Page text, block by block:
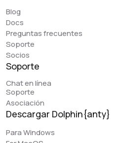
Blog
Docs
Preguntas frecuentes
Soporte
Socios
Soporte
Chat en línea
Soporte
Asociación
Descargar Dolphin{anty}
Para Windows